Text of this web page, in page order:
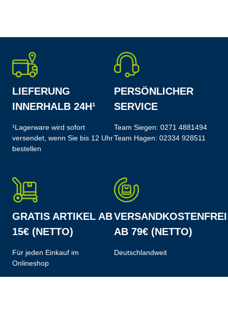
LIEFERUNG
INNERHALB 24H¹
¹Lagerware wird sofort
versendet, wenn Sie bis 12 Uhr
bestellen
PERSÖNLICHER
SERVICE
Team Siegen: 0271 4881494
Team Hagen: 02334 928511
GRATIS ARTIKEL AB
15€ (NETTO)
Für jeden Einkauf im
Onlineshop
VERSANDKOSTENFREI
AB 79€ (NETTO)
Deutschlandweit